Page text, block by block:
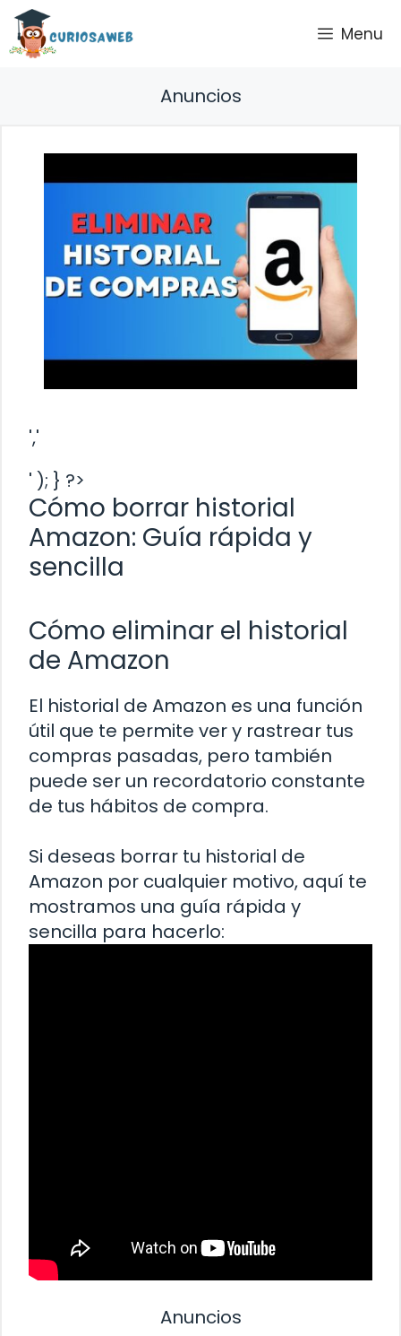
Saltar
contenido
Menu
Anuncios
','
' ); } ?>
Cómo borrar historial
Amazon: Guía rápida y
sencilla
Cómo eliminar el historial
de Amazon
El historial de Amazon es una función
útil que te permite ver y rastrear tus
compras pasadas, pero también
puede ser un recordatorio constante
de tus hábitos de compra.
Si deseas borrar tu historial de
Amazon por cualquier motivo, aquí te
mostramos una guía rápida y
sencilla para hacerlo:
Anuncios